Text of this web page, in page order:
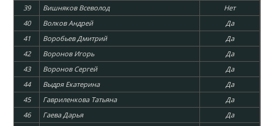
39 Вишняков Всеволод
Нет
40
Волков Андрей
Да
41
Воробьев Дмитрий
Да
42
Воронов Игорь
Да
43
Воронов Сергей
Да
44
Выдря Екатерина
Да
45
Гавриленкова Татьяна
Да
46
Гаева Дарья
Да